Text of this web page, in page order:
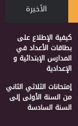
الأخيرة
كيفية الإطلاع على
بطاقات الأعداد في
المدارس الإبتدائية و
الإعدادية
إمتحانات الثلاثي الثاني
من السنة الأولى إلى
السنة السادسة